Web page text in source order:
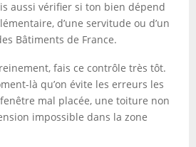
aussi vérifier si ton bien dépend
d’une servitude ou d’un
Bâtiments de France.
fais ce contrôle très tôt.
là qu’on évite les erreurs les
mal placée, une toiture non
impossible dans la zone